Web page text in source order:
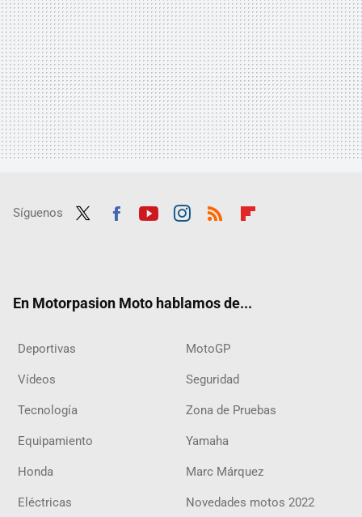
Síguenos
En Motorpasion Moto hablamos de...
Deportivas MotoGP
Vídeos Seguridad
Tecnología Zona de Pruebas
Equipamiento Yamaha
Honda Marc Márquez
Eléctricas Novedades motos 2022